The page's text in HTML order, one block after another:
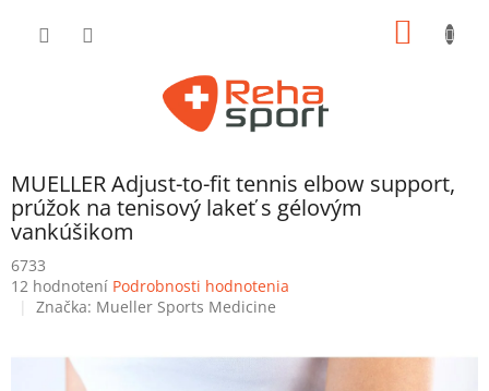
MUELLER Adjust-to-fit tennis elbow support,
prúžok na tenisový lakeť s gélovým
vankúšikom
6733
Priemerné
hodnotenie
12 hodnotení Podrobnosti hodnotenia
Značka: Mueller Sports Medicine